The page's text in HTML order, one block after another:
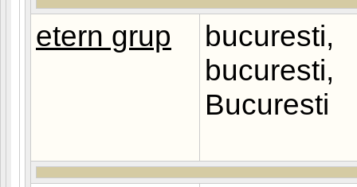
etern grup
bucuresti,
bucuresti,
Bucuresti